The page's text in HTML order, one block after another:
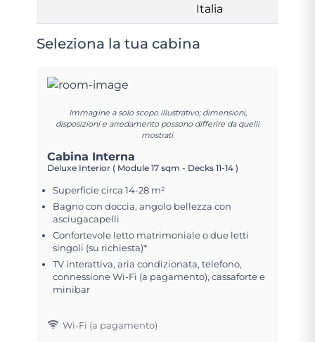
Italia
Seleziona la tua cabina
Immagine a solo scopo illustrativo; dimensioni,
disposizioni e arredamento possono differire da quelli
mostrati.
Cabina Interna
Deluxe Interior ( Module 17 sqm - Decks 11-14 )
Superficie circa 14-28 m²
Bagno con doccia, angolo bellezza con
asciugacapelli
Confortevole letto matrimoniale o due letti
singoli (su richiesta)*
TV interattiva, aria condizionata, telefono,
connessione Wi-Fi (a pagamento), cassaforte e
minibar
Wi-Fi (a pagamento)